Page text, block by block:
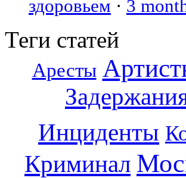
здоровьем · 3
Теги статей
Аресты
Инциденты
Криминал